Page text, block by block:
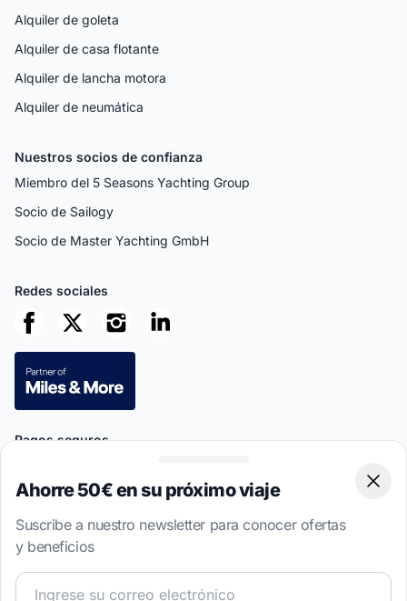
Alquiler de goleta
Alquiler de casa flotante
Alquiler de lancha motora
Alquiler de neumática
Nuestros socios de confianza
Miembro del 5 Seasons Yachting Group
Socio de Sailogy
Socio de Master Yachting GmbH
Redes sociales
Pagos seguros
This site is protected by reCAPTCHA
Serviceapply.
Ahorre 50€ en su próximo viaje
Suscribe a nuestro newsletter para conocer ofertas
y beneficios
¡Únete a nuestra comunidad náutica y recibe contenido